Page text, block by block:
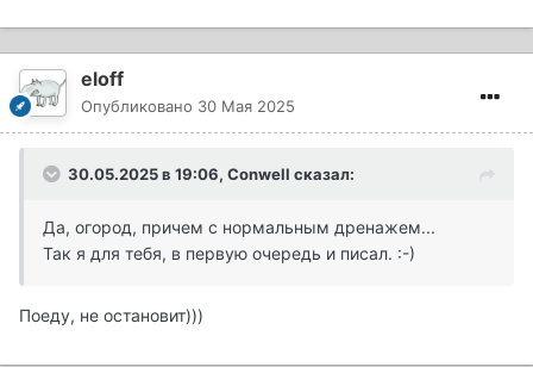
eloff
Опубликовано 30 Мая 2025
30.05.2025 в 19:06, Conwell сказал:
Да, огород, причем с нормальным дренажем...
Так я для тебя, в первую очередь и писал. :-)
Поеду, не остановит)))